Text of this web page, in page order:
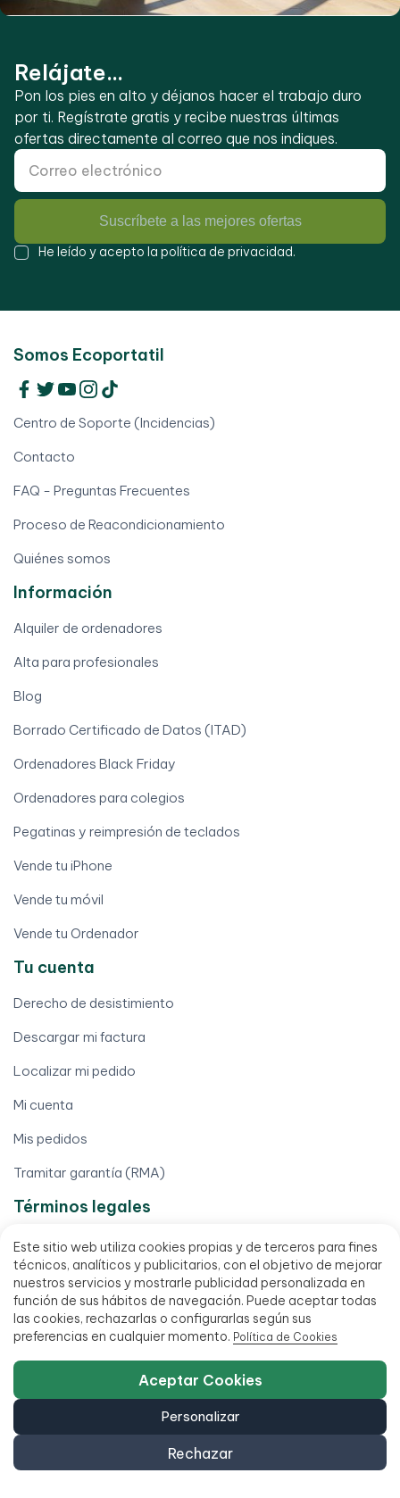
Relájate...
Pon los pies en alto y déjanos hacer el trabajo duro
por ti. Regístrate gratis y recibe nuestras últimas
ofertas directamente al correo que nos indiques.
Suscríbete a las mejores ofertas
He leído y acepto la política de privacidad.
Este sitio web utiliza cookies propias y de terceros para fines
técnicos, analíticos y publicitarios, con el objetivo de mejorar
nuestros servicios y mostrarle publicidad personalizada en
función de sus hábitos de navegación. Puede aceptar todas
las cookies, rechazarlas o configurarlas según sus
preferencias en cualquier momento. Política de Cookies
Rechazar
Personalizar
Aceptar Cookies
Somos Ecoportatil
Centro de Soporte (Incidencias)
Contacto
FAQ - Preguntas Frecuentes
Proceso de Reacondicionamiento
Quiénes somos
Información
Alquiler de ordenadores
Alta para profesionales
Blog
Borrado Certificado de Datos (ITAD)
Ordenadores Black Friday
Ordenadores para colegios
Pegatinas y reimpresión de teclados
Vende tu iPhone
Vende tu móvil
Vende tu Ordenador
Tu cuenta
Derecho de desistimiento
Descargar mi factura
Localizar mi pedido
Mi cuenta
Mis pedidos
Tramitar garantía (RMA)
Términos legales
Aviso legal
Condiciones de venta
Financia hasta 18 meses
Política de accesibilidad